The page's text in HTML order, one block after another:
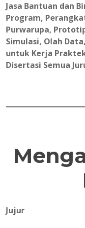
Jasa Bantuan dan
Program,
Purwarupa,
Simulasi, Olah
untuk Kerja
Disertasi Semua
Jujur